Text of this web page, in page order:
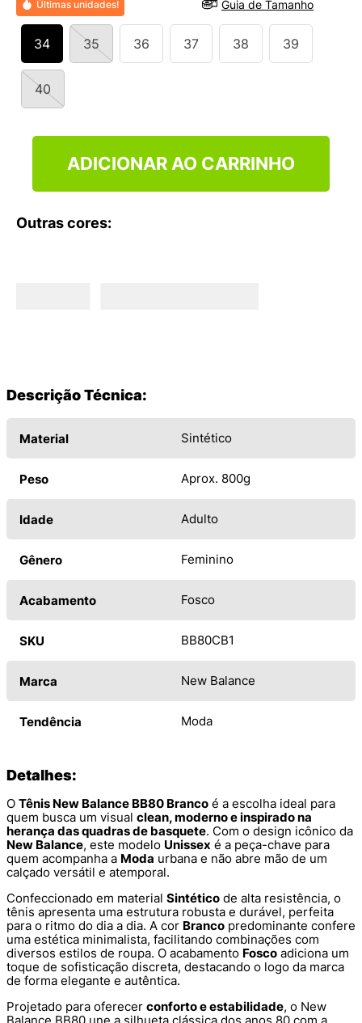
Últimas unidades! Guia de Tamanho
34 35 36 37 38 39
40
ADICIONAR AO CARRINHO
Outras cores:
Descrição Técnica:
Material Sintético
Peso Aprox. 800g
Idade Adulto
Gênero Feminino
Acabamento Fosco
SKU BB80CB1
Marca New Balance
Tendência Moda
Detalhes:
O Tênis New Balance BB80 Branco é a escolha ideal para
quem busca um visual clean, moderno e inspirado na
herança das quadras de basquete. Com o design icônico da
New Balance, este modelo Unissex é a peça-chave para
quem acompanha a Moda urbana e não abre mão de um
calçado versátil e atemporal.
Confeccionado em material Sintético de alta resistência, o
tênis apresenta uma estrutura robusta e durável, perfeita
para o ritmo do dia a dia. A cor Branco predominante confere
uma estética minimalista, facilitando combinações com
diversos estilos de roupa. O acabamento Fosco adiciona um
toque de sofisticação discreta, destacando o logo da marca
de forma elegante e autêntica.
Projetado para oferecer conforto e estabilidade, o New
9 º
VEJA COUNTRY
10º NEW 530